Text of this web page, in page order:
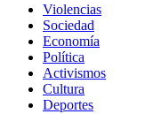
Violencias
Sociedad
Economía
Política
Activismos
Cultura
Deportes